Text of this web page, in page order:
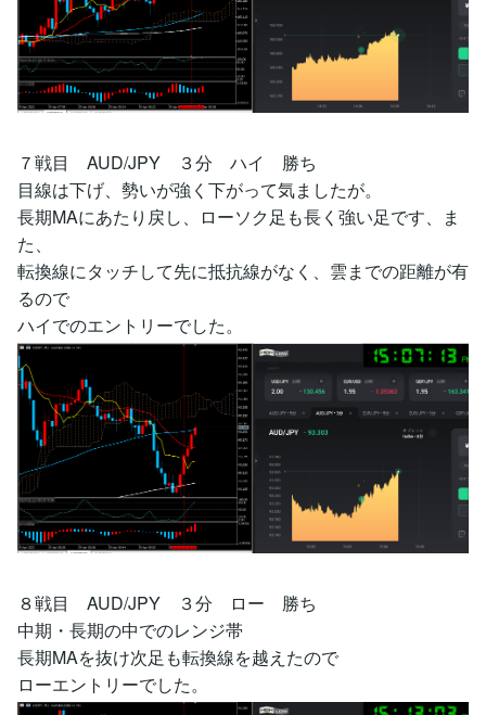
７戦目 AUD/JPY ３分 ハイ 勝ち
目線は下げ、勢いが強く下がって気ましたが。
長期MAにあたり戻し、ローソク足も長く強い足です、ま
た、
転換線にタッチして先に抵抗線がなく、雲までの距離が有
るので
ハイでのエントリーでした。
８戦目 AUD/JPY ３分 ロー 勝ち
中期・長期の中でのレンジ帯
長期MAを抜け次足も転換線を越えたので
ローエントリーでした。